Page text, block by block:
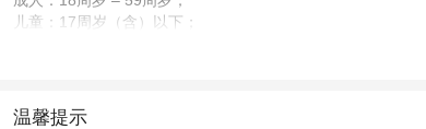
儿童：17周岁（含）以下；
本产品由青岛驿路同行国际旅行社有限公司代理招徕，委托社为北京
温馨提示